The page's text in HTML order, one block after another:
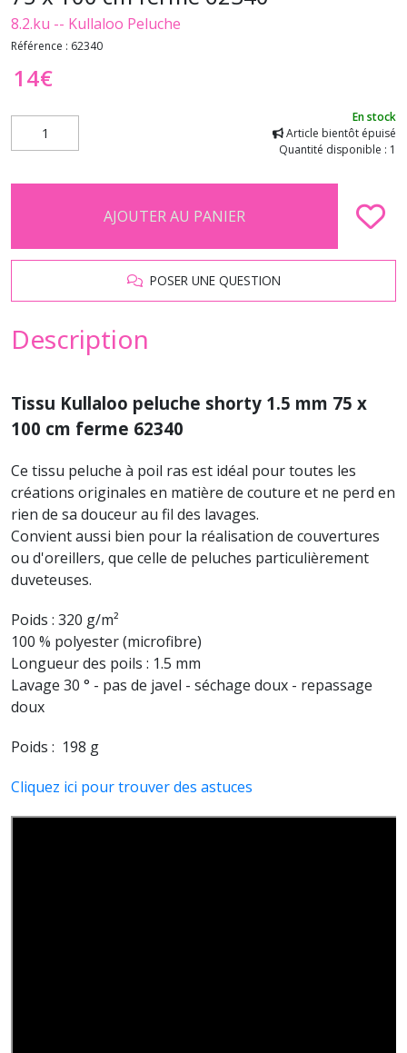
8.2.ku -- Kullaloo Peluche
Référence : 62340
14€
En stock
Article bientôt épuisé
Quantité disponible : 1
AJOUTER AU PANIER
POSER UNE QUESTION
Description
Tissu Kullaloo peluche shorty 1.5 mm 75 x
100 cm ferme 62340
Ce tissu peluche à poil ras est idéal pour toutes les
créations originales en matière de couture et ne perd en
rien de sa douceur au fil des lavages.
Convient aussi bien pour la réalisation de couvertures
ou d'oreillers, que celle de peluches particulièrement
duveteuses.
Poids : 320 g/m²
100 % polyester (microfibre)
Longueur des poils : 1.5 mm
Lavage 30 ° - pas de javel - séchage doux - repassage
doux
Poids : 198 g
Cliquez ici pour trouver des astuces